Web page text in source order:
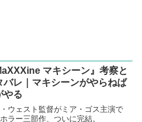
マキシーン』考察と
バレ｜マキシーンがやらねば
やる
ウェスト監督がミア・ゴス主演で
ラー三部作、ついに完結。